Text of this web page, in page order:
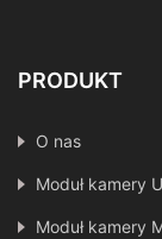
PRODUKT
O nas
Moduł kamery
Moduł kamery